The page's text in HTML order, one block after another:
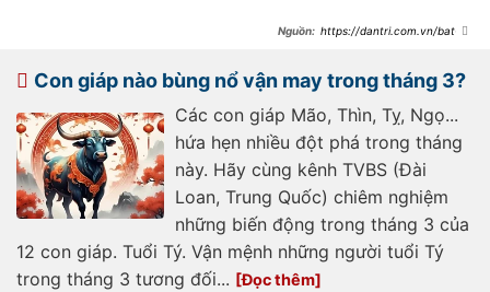
https://dantri.com.vn/bat-
20250321214107066.htm
Con giáp nào bùng nổ vận may trong tháng 3?
Các con giáp Mão, Thìn, Tỵ, Ngọ...
hứa hẹn nhiều đột phá trong tháng
này. Hãy cùng kênh TVBS (Đài
Loan, Trung Quốc) chiêm nghiệm
những biến động trong tháng 3 của
12 con giáp. Tuổi Tý. Vận mệnh những người tuổi Tý
trong tháng 3 tương đối...